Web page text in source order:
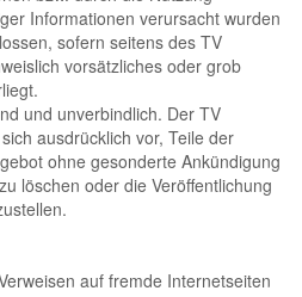
Informationen verursacht wurden
sofern seitens des TV
vorsätzliches oder grob
und unverbindlich. Der TV
ausdrücklich vor, Teile der
ohne gesonderte Ankündigung
löschen oder die Veröffentlichung
auf fremde Internetseiten